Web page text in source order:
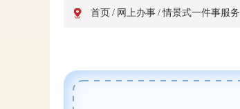
首页 / 网上办事 / 情景式一件事服务